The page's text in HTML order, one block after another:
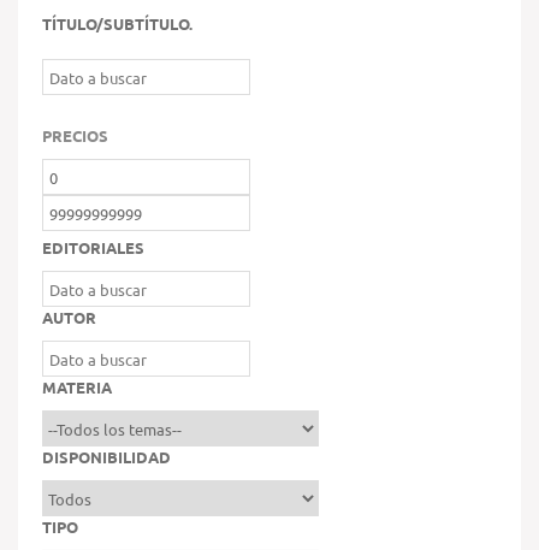
TÍTULO/SUBTÍTULO.
PRECIOS
EDITORIALES
AUTOR
MATERIA
DISPONIBILIDAD
TIPO